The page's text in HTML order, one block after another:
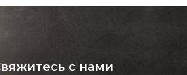
с нами